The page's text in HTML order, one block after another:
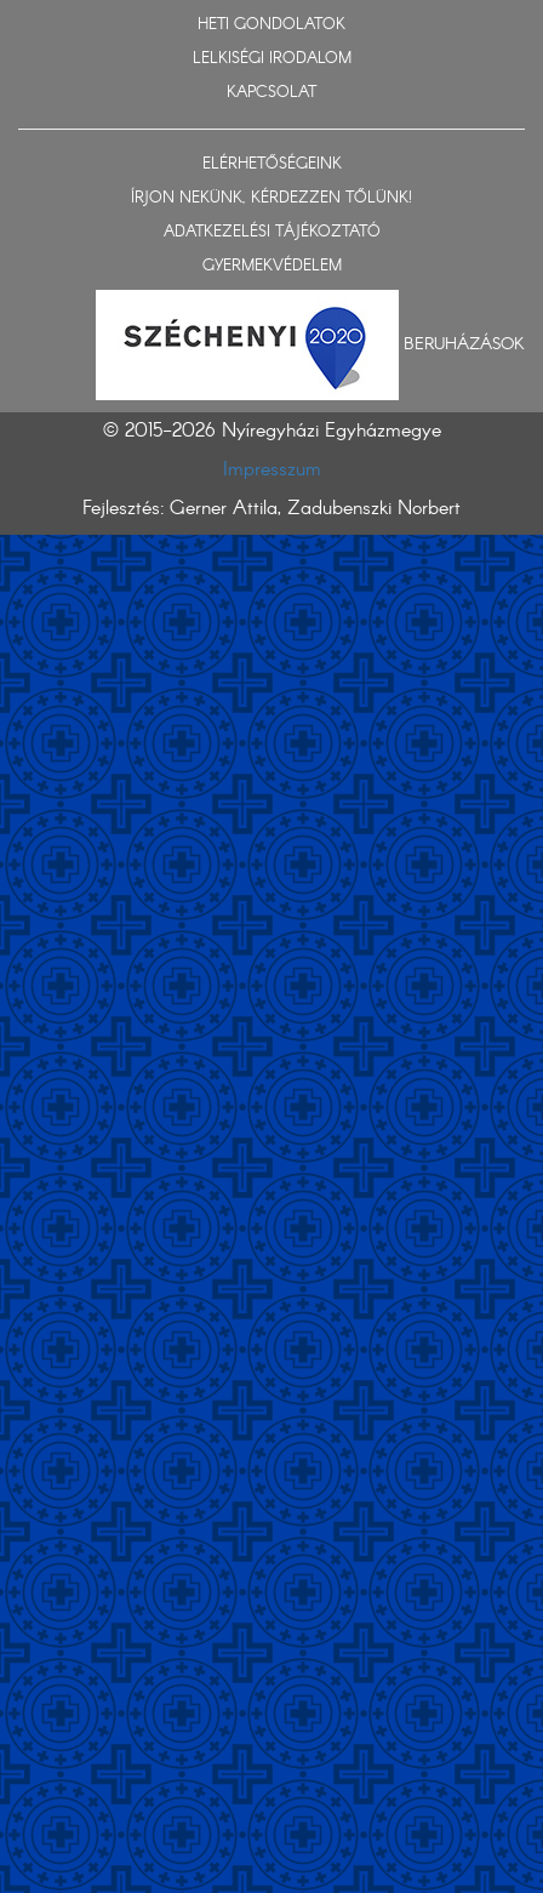
HETI GONDOLATOK
LELKISÉGI IRODALOM
KAPCSOLAT
ELÉRHETŐSÉGEINK
ÍRJON NEKÜNK, KÉRDEZZEN TŐLÜNK!
ADATKEZELÉSI TÁJÉKOZTATÓ
GYERMEKVÉDELEM
BERUHÁZÁSOK
© 2015-2026 Nyíregyházi Egyházmegye
Impresszum
Fejlesztés: Gerner Attila, Zadubenszki Norbert